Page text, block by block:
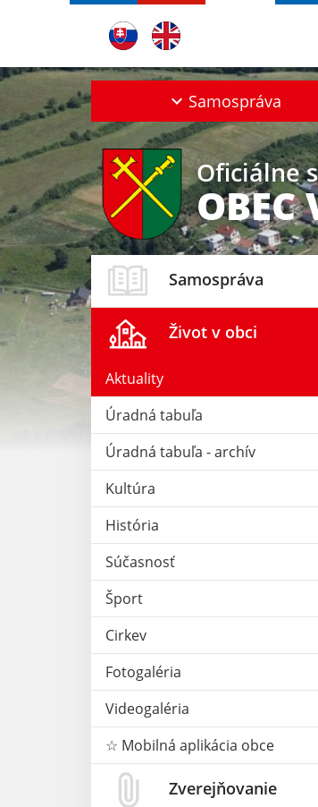
Samospráva
Oficiálne
OBEC
Samospráva
Život v obci
Aktuality
Úradná tabuľa
Úradná tabuľa - archív
Kultúra
História
Súčasnosť
Šport
Cirkev
Fotogaléria
Videogaléria
☆ Mobilná aplikácia obce
Zverejňovanie